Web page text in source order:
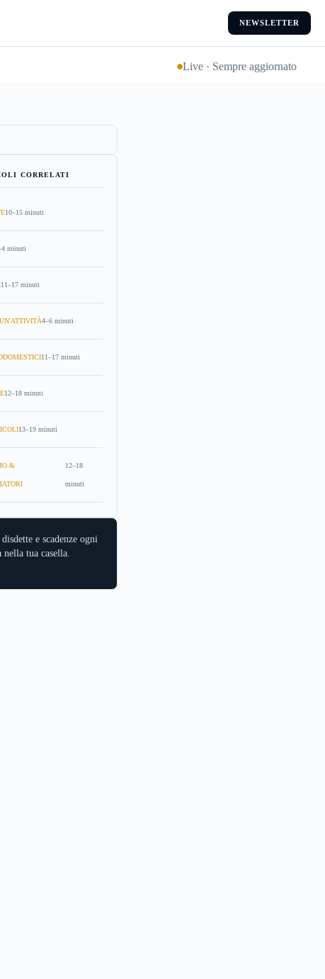
NEWSLETTER
Live · Sempre aggiornato
CORRELATI
10–15 minuti
minuti
11–17 minuti
4–6 minuti
11–17 minuti
12–18 minuti
13–19 minuti
& 12–18
minuti
e scadenze ogni
nella tua casella.